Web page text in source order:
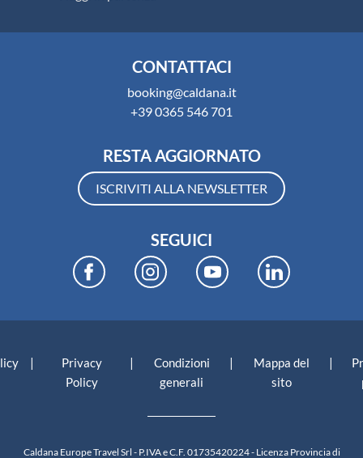
CONTATTACI
booking@caldana.it
+39 0365 546 701
RESTA AGGIORNATO
ISCRIVITI ALLA NEWSLETTER
SEGUICI
|
Privacy
Policy
|
Condizioni
generali
|
Mappa del
sito
|
Caldana Europe Travel Srl - P.IVA e C.F. 01735420224 - Licenza Provincia di